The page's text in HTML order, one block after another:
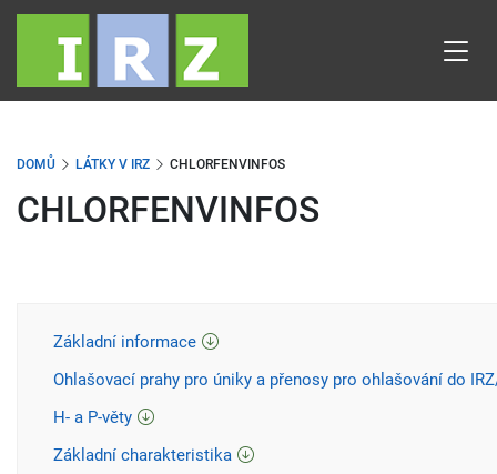
Přejít
obsahu
DOMŮ LÁTKY V IRZ CHLORFENVINFOS
CHLORFENVINFOS
Základní informace
Ohlašovací prahy pro úniky a přenosy pro ohlašování do
H- a P-věty
Základní charakteristika